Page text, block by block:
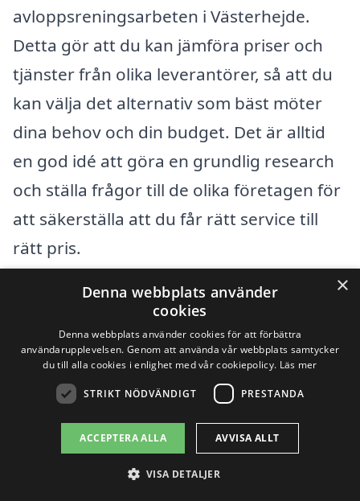
avloppsreningsarbeten i Västerhejde.
Detta gör att du kan jämföra priser och
tjänster från olika leverantörer, så att du
kan välja det alternativ som bäst möter
dina behov och din budget. Det är alltid
en god idé att göra en grundlig research
och ställa frågor till de olika företagen för
att säkerställa att du får rätt service till
rätt pris.
Få 3 erbjudanden, gratis och utan
förpliktelser
Sök efter en
professionell för
×
Denna webbplats använder
cookies
Denna webbplats använder cookies för att förbättra
användarupplevelsen. Genom att använda vår webbplats samtycker
du till alla cookies i enlighet med vår cookiepolicy. Läs mer
STRIKT NÖDVÄNDIGT PRESTANDA
ACCEPTERA ALLA AVVISA ALLT
VISA DETALJER